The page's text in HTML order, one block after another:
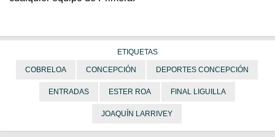
ETIQUETAS
COBRELOA CONCEPCIÓN DEPORTES CONCEPCIÓN
ENTRADAS ESTER ROA FINAL LIGUILLA
JOAQUÍN LARRIVEY